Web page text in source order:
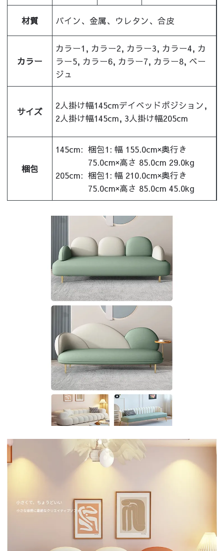
材質 パイン、金属、ウレタン、合皮
カラー
カラー1, カラー2, カラー3, カラー4, カ
ラー5, カラー6, カラー7, カラー8, ベー
ジュ
サイズ
2人掛け幅145cmデイベッドポジション,
2人掛け幅145cm, 3人掛け幅205cm
梱包
145cm: 梱包1: 幅 155.0cm×奥行き
75.0cm×高さ 85.0cm 29.0kg
205cm: 梱包1: 幅 210.0cm×奥行き
75.0cm×高さ 85.0cm 45.0kg